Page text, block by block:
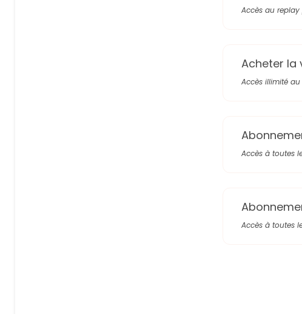
Accès au
Acheter la
Accès illimité
Accès à toutes
Accès à toutes